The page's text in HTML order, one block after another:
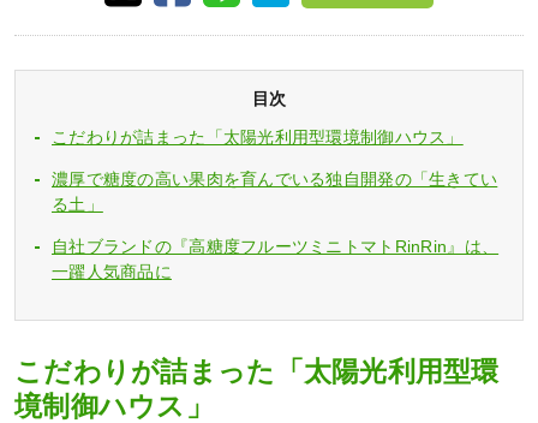
目次
こだわりが詰まった「太陽光利用型環境制御ハウス」
濃厚で糖度の高い果肉を育んでいる独自開発の「生きてい
る土」
自社ブランドの『高糖度フルーツミニトマトRinRin』は、
一躍人気商品に
こだわりが詰まった「太陽光利用型環
境制御ハウス」